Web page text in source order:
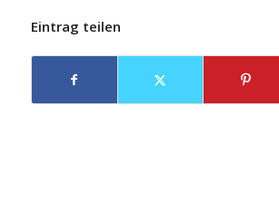
Eintrag teilen